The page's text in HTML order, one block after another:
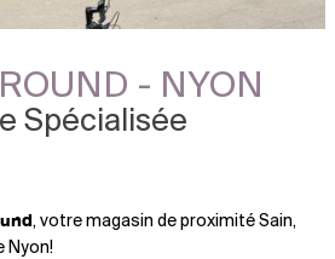
- NYON
Spécialisée
, votre magasin de proximité Sain,
Nyon!